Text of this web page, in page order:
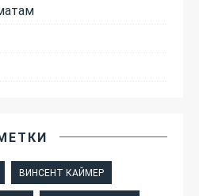
ВИНСЕНТ КАЙМЕР